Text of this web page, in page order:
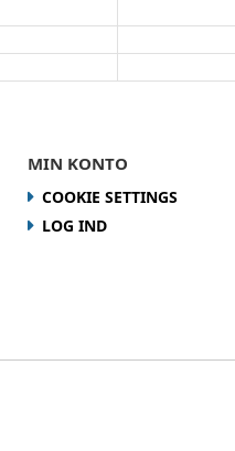
MIN KONTO
COOKIE SETTINGS
LOG IND